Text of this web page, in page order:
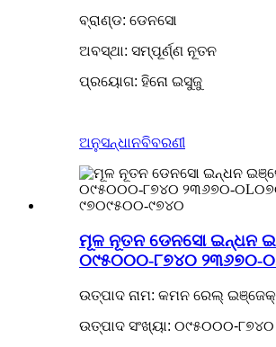
ବ୍ରାଣ୍ଡ: ଡେନସୋ
ଅବସ୍ଥା: ସମ୍ପୂର୍ଣ୍ଣ ନୂତନ
ପ୍ରୟୋଗ: ହିନୋ ଇସୁଜୁ
ଅନୁସନ୍ଧାନବିବରଣୀ
ମୂଳ ନୂତନ ଡେନସୋ ଇନ୍ଧନ
୦୯୫୦୦୦-୮୭୪୦ ୨୩୬୭୦-
ଉତ୍ପାଦ ନାମ: କମନ ରେଲ୍
ଉତ୍ପାଦ ସଂଖ୍ୟା: ୦୯୫୦୦୦-୮୭୪୦